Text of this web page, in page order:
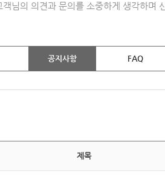
객님의 의견과 문의를 소중하게 생각하며
공지사항 FAQ
제목